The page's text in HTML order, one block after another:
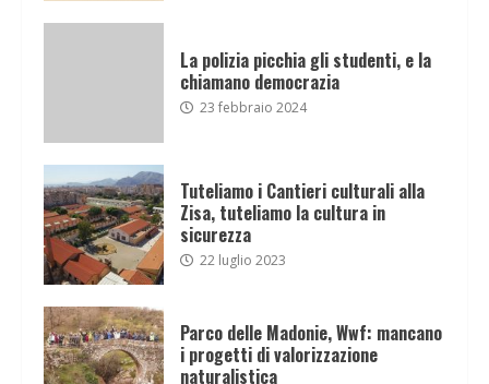
La polizia picchia gli studenti, e la
chiamano democrazia
23 febbraio 2024
Tuteliamo i Cantieri culturali alla
Zisa, tuteliamo la cultura in
sicurezza
22 luglio 2023
Parco delle Madonie, Wwf: mancano
i progetti di valorizzazione
naturalistica